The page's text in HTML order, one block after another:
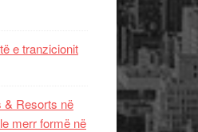
e tranzicionit
& Resorts në
merr formë në